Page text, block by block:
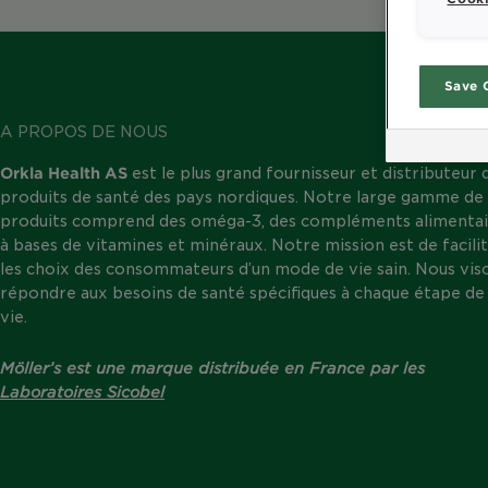
A PROPOS DE NOUS
Orkla Health AS est le plus grand fournisseur et distributeur
produits de santé des pays nordiques. Notre large gamme de
produits comprend des oméga-3, des compléments
à bases de vitamines et minéraux. Notre mission est de
les choix des consommateurs d’un mode de vie sain. Nous
répondre aux besoins de santé spécifiques à chaque étape de
vie.
Möller’s est une marque distribuée en France par les
Laboratoires Sicobel
Save